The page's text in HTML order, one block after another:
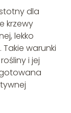
dla
krzewy
lekko
Takie warunki
i jej